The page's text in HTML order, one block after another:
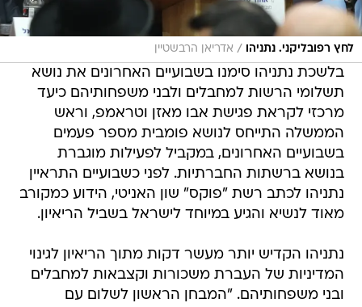
לחץ רפובליקני. נתניהו / אדריאן הרבשטיין
בלשכת נתניהו סימנו בשבועיים האחרונים את נושא
תשלומי הרשות למחבלים ולבני משפחותיהם כיעד
מרכזי לקראת פגישת אבו מאזן וטראמפ, וראש
הממשלה התייחס לנושא פומבית מספר פעמים
בשבועיים האחרונים, במקביל לפעילות מוגברת
בנושא ברשתות החברתיות. לפני כשבועיים התראיין
נתניהו לכתב רשת "פוקס" שון האניטי, הידוע כמקורב
מאוד לנשיא והגיע במיוחד לישראל בשביל הריאיון.
נתניהו הקדיש יותר מעשר דקות מתוך הריאיון לגינוי
המדיניות של העברת משכורות וקצבאות למחבלים
ובני משפחותיהם. "המבחן הראשון לשלום עם